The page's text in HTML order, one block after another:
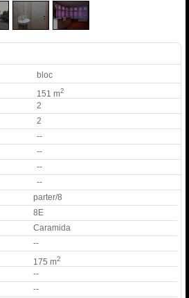
bloc
151 m2
2
2
--
--
--
--
parter/8
8E
Caramida
--
175 m2
--
--